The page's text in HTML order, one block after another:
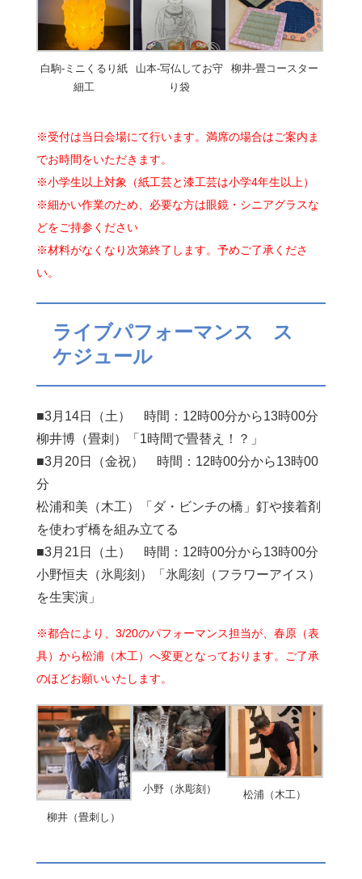
白駒-ミニくるり紙
細工
山本-写仏してお守
り袋
柳井-畳コースター
※受付は当日会場にて行います。満席の場合はご案内ま
でお時間をいただきます。
※小学生以上対象（紙工芸と漆工芸は小学4年生以上）
※細かい作業のため、必要な方は眼鏡・シニアグラスな
どをご持参ください
※材料がなくなり次第終了します。予めご了承くださ
い。
ライブパフォーマンス ス
ケジュール
■3月14日（土） 時間：12時00分から13時00分
柳井博（畳刺）「1時間で畳替え！？」
■3月20日（金祝） 時間：12時00分から13時00
分
松浦和美（木工）「ダ・ビンチの橋」釘や接着剤
を使わず橋を組み立てる
■3月21日（土） 時間：12時00分から13時00分
小野恒夫（氷彫刻）「氷彫刻（フラワーアイス）
を生実演」
※都合により、3/20のパフォーマンス担当が、春原（表
具）から松浦（木工）へ変更となっております。ご了承
のほどお願いいたします。
柳井（畳刺し）
小野（氷彫刻） 松浦（木工）